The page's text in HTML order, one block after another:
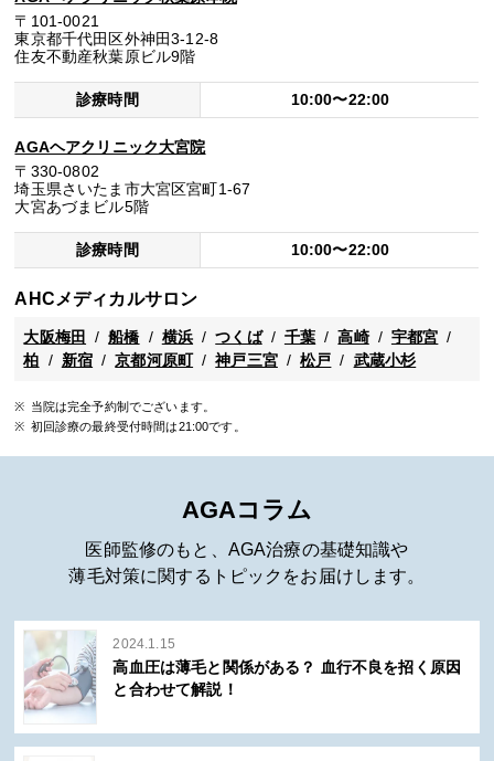
〒101-0021
東京都千代田区外神田3-12-8
住友不動産秋葉原ビル9階
診療時間 10:00〜22:00
AGAヘアクリニック大宮院
〒330-0802
埼玉県さいたま市大宮区宮町1-67
大宮あづまビル5階
診療時間 10:00〜22:00
AHCメディカルサロン
大阪梅田 船橋 横浜 つくば 千葉 高崎
宇都宮
柏
新宿 京都河原町 神戸三宮 松戸 武蔵小杉
当院は完全予約制でございます。
初回診療の最終受付時間は21:00です。
AGAコラム
医師監修のもと、AGA治療の基礎知識や
薄毛対策に関するトピックをお届けします。
2024.1.15
高血圧は薄毛と関係がある？ 血行不良を招く原因
と合わせて解説！